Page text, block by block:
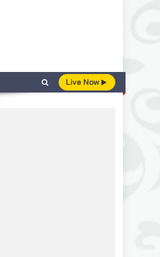
Live Now